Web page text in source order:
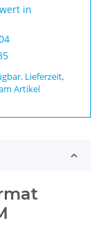
in
Lieferzeit,
Artikel